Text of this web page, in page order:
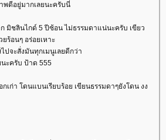
พดีอยู่มากเลยนะครับนี่
มิชลินไกด์ 5 ปีซ้อน ไม่ธรรมดาแน่นะครับ เขียว
ร้อนๆ อร่อยเหาะ
ปจะสั่งมันทุกเมนูเลยดีกว่า
ะครับ ป้าด 555
เก่า โดนแบนเรียบร้อย เขียนธรรมดาๆยังโดน งง